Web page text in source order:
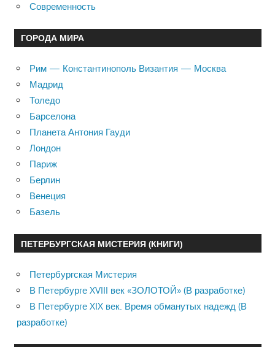
Современность
ГОРОДА МИРА
Рим — Константинополь Византия — Москва
Мадрид
Толедо
Барселона
Планета Антония Гауди
Лондон
Париж
Берлин
Венеция
Базель
ПЕТЕРБУРГСКАЯ МИСТЕРИЯ (КНИГИ)
Петербургская Мистерия
В Петербурге XVIII век «ЗОЛОТОЙ» (В разработке)
В Петербурге XIX век. Время обманутых надежд (В
разработке)